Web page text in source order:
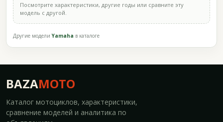
Посмотрите характеристики, другие годы или сравните эту
модель с другой.
Другие моделиYamaha в каталоге
BAZAMOTO
Каталог мотоциклов, характеристики,
сравнение моделей и аналитика по